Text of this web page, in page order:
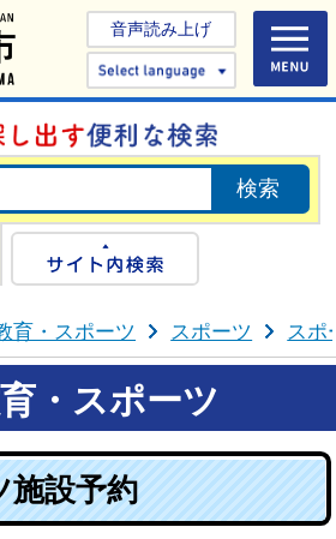
音声読み上げ
Select
Google検索
育・スポーツ スポーツ スポ
・スポーツ
施設予約